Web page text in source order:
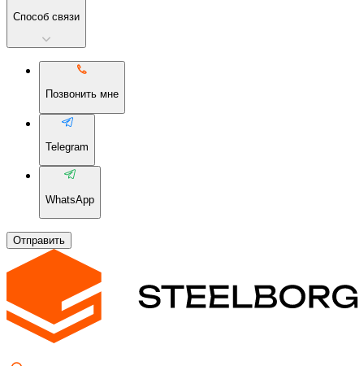
Способ связи
Позвонить мне
Telegram
WhatsApp
Отправить